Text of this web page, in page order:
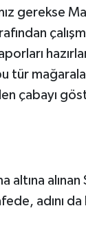
gerekse
tür
çabayı
altına
adını